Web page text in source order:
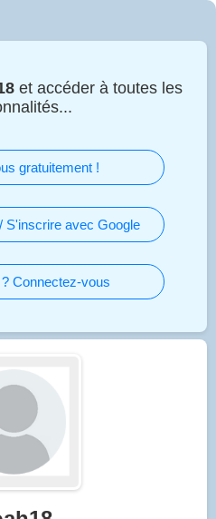
et accéder à toutes les
gratuitement !
S'inscrire avec Google
Connectez-vous